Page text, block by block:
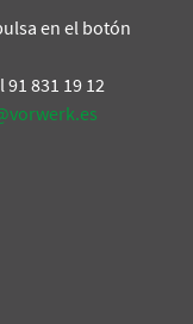
en el botón
831 19 12